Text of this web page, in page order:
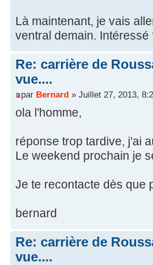
Là maintenant, je vais
ventral demain. Intéressé
Re: carrière de
vue....
par Bernard » Juillet 27, 2013,
ola l'homme,
réponse trop tardive, j'ai
Le weekend prochain je
Je te recontacte dès que
bernard
Re: carrière de
vue....